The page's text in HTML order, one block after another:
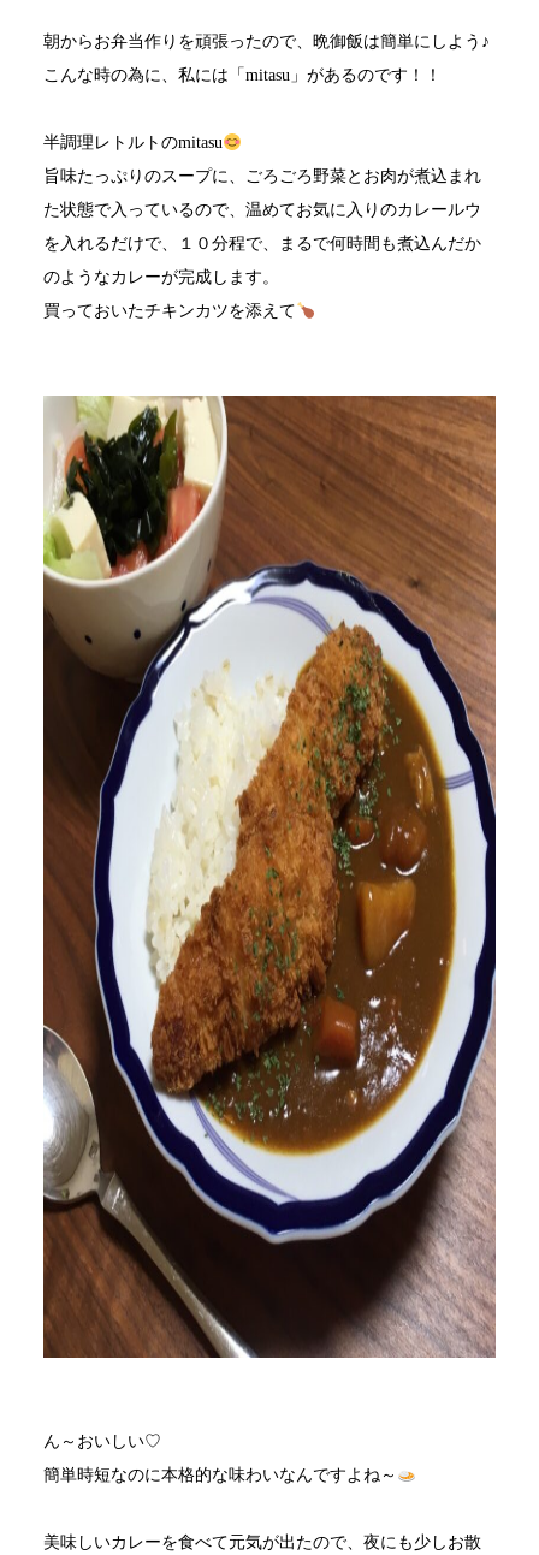
朝からお弁当作りを頑張ったので、晩御飯は簡単にしよう♪
こんな時の為に、私には「mitasu」があるのです！！
半調理レトルトのmitasu
旨味たっぷりのスープに、ごろごろ野菜とお肉が煮込まれ
た状態で入っているので、温めてお気に入りのカレールウ
を入れるだけで、１０分程で、まるで何時間も煮込んだか
のようなカレーが完成します。
買っておいたチキンカツを添えて
ん～おいしい♡
簡単時短なのに本格的な味わいなんですよね～
美味しいカレーを食べて元気が出たので、夜にも少しお散